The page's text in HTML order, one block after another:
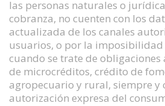
las personas naturales o
cobranza, no cuenten con los
actualizada de los canales
usuarios, o por la imposibilidad
cuando se trate de
de microcréditos, crédito de
agropecuario y rural, siempre y
autorización expresa del